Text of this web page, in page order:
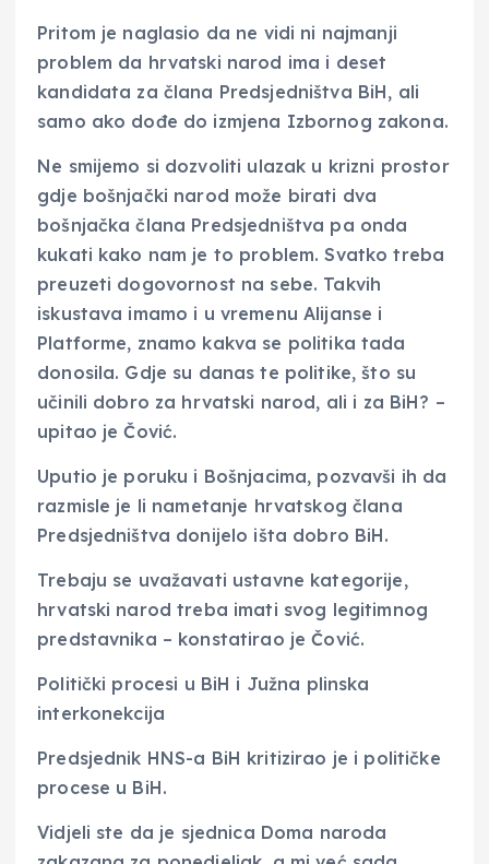
Pritom je naglasio da ne vidi ni najmanji
problem da hrvatski narod ima i deset
kandidata za člana Predsjedništva BiH, ali
samo ako dođe do izmjena Izbornog zakona.
Ne smijemo si dozvoliti ulazak u krizni prostor
gdje bošnjački narod može birati dva
bošnjačka člana Predsjedništva pa onda
kukati kako nam je to problem. Svatko treba
preuzeti dogovornost na sebe. Takvih
iskustava imamo i u vremenu Alijanse i
Platforme, znamo kakva se politika tada
donosila. Gdje su danas te politike, što su
učinili dobro za hrvatski narod, ali i za BiH? –
upitao je Čović.
Uputio je poruku i Bošnjacima, pozvavši ih da
razmisle je li nametanje hrvatskog člana
Predsjedništva donijelo išta dobro BiH.
Trebaju se uvažavati ustavne kategorije,
hrvatski narod treba imati svog legitimnog
predstavnika – konstatirao je Čović.
Politički procesi u BiH i Južna plinska
interkonekcija
Predsjednik HNS-a BiH kritizirao je i političke
procese u BiH.
Vidjeli ste da je sjednica Doma naroda